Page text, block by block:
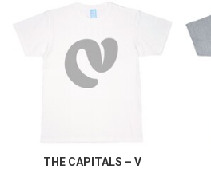
THE CAPITALS – V